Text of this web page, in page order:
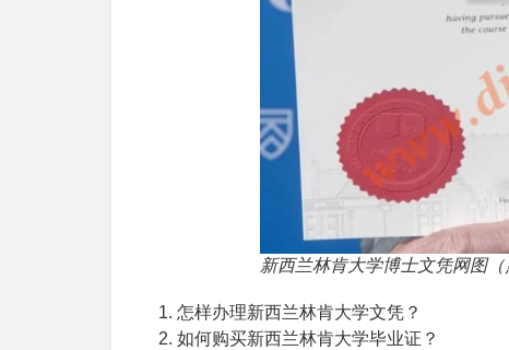
新西兰林肯大学博士文凭网图（
怎样办理新西兰林肯大学文凭？
如何购买新西兰林肯大学毕业证？